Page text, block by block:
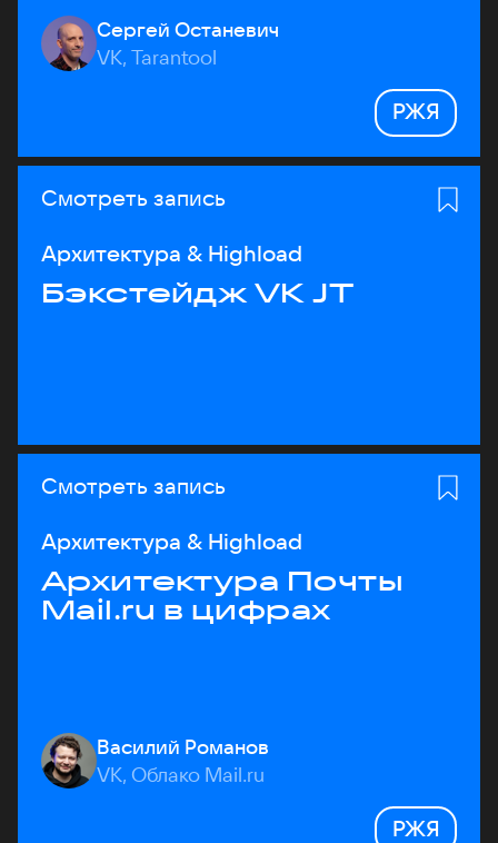
Сергей Останевич
VK, Tarantool
РЖЯ
Смотреть запись
Архитектура & Highload
Бэкстейдж VK JT
Смотреть запись
Архитектура & Highload
Архитектура Почты
Mail.ru в цифрах
Василий Романов
VK, Облако Mail.ru
РЖЯ